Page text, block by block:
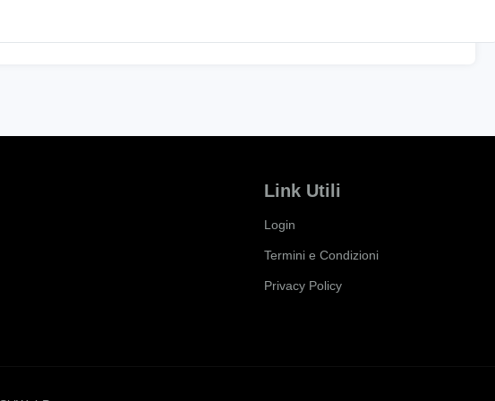
Link Utili
Login
Termini e Condizioni
Privacy Policy